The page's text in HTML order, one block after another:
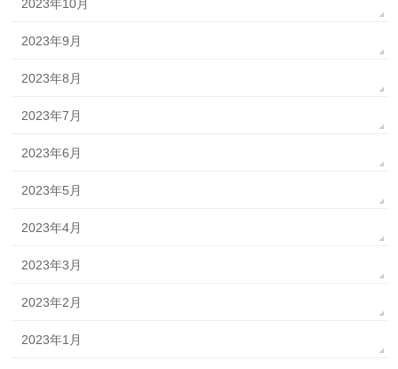
2023年10月
2023年9月
2023年8月
2023年7月
2023年6月
2023年5月
2023年4月
2023年3月
2023年2月
2023年1月